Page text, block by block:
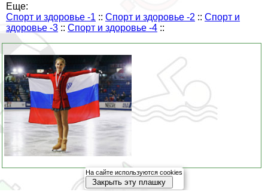
Еще:
Спорт и здоровье -1 :: Спорт и здоровье -2 :: Спорт и
здоровье -3 :: Спорт и здоровье -4 ::
На сайте используются cookies
Закрыть эту плашку